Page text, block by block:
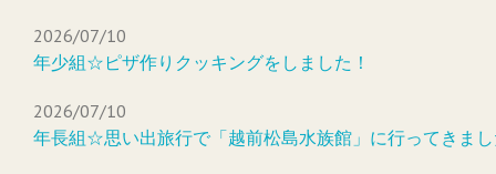
2026/07/10
年少組☆ピザ作りクッキングをしました！
2026/07/10
年長組☆思い出旅行で「越前松島水族館」に行ってきま